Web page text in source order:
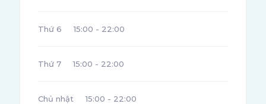
Thứ 6 15:00 - 22:00
Thứ 7 15:00 - 22:00
Chủ nhật 15:00 - 22:00